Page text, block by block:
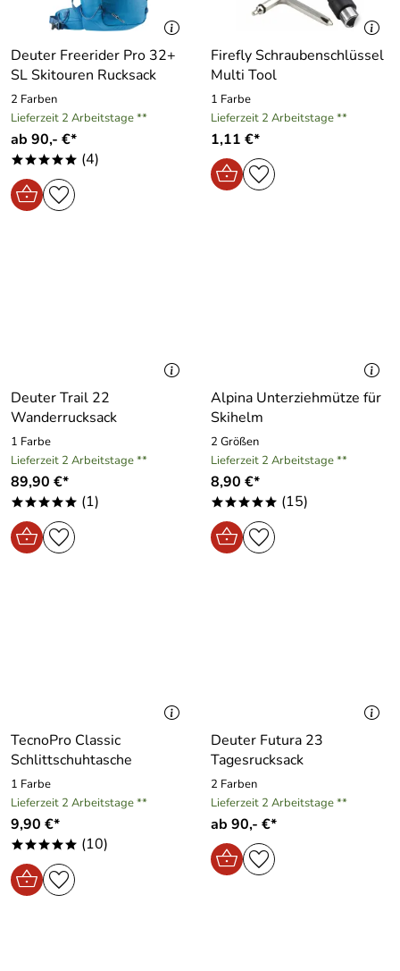
Deuter Freerider Pro 32+
SL Skitouren Rucksack
2 Farben
Lieferzeit 2 Arbeitstage **
ab 90,- €*
***** (4)
Firefly Schraubenschlüssel
Multi Tool
1 Farbe
Lieferzeit 2 Arbeitstage **
1,11 €*
Deuter Trail 22
Wanderrucksack
1 Farbe
Lieferzeit 2 Arbeitstage **
89,90 €*
***** (1)
Alpina Unterziehmütze für
Skihelm
2 Größen
Lieferzeit 2 Arbeitstage **
8,90 €*
***** (15)
TecnoPro Classic
Schlittschuhtasche
1 Farbe
Lieferzeit 2 Arbeitstage **
9,90 €*
***** (10)
Deuter Futura 23
Tagesrucksack
2 Farben
Lieferzeit 2 Arbeitstage **
ab 90,- €*